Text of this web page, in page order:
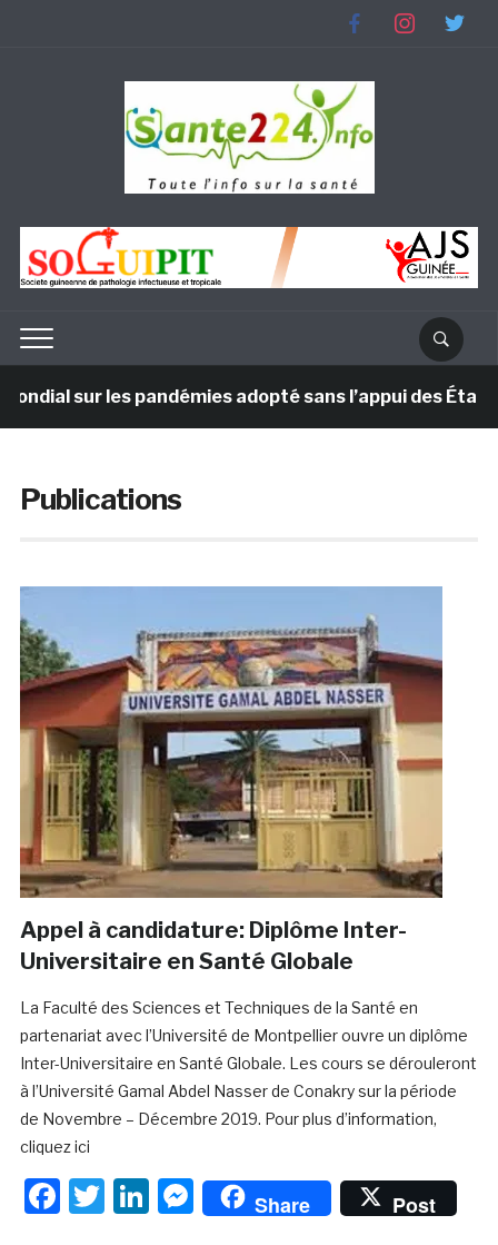
facebookinstagramtwitter
sur les pandémies adopté sans l’appui des États-
Publications
Appel à candidature: Diplôme Inter-
Universitaire en Santé Globale
La Faculté des Sciences et Techniques de la Santé en
partenariat avec l’Université de Montpellier ouvre un diplôme
Inter-Universitaire en Santé Globale. Les cours se dérouleront
à l’Université Gamal Abdel Nasser de Conakry sur la période
de Novembre – Décembre 2019. Pour plus d’information,
cliquez ici
Facebook
Twitter
LinkedIn
Messenger
Share Post